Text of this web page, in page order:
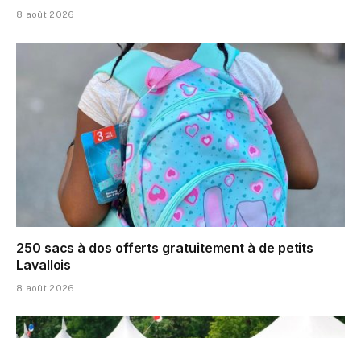
8 août 2026
250 sacs à dos offerts gratuitement à de petits
Lavallois
8 août 2026